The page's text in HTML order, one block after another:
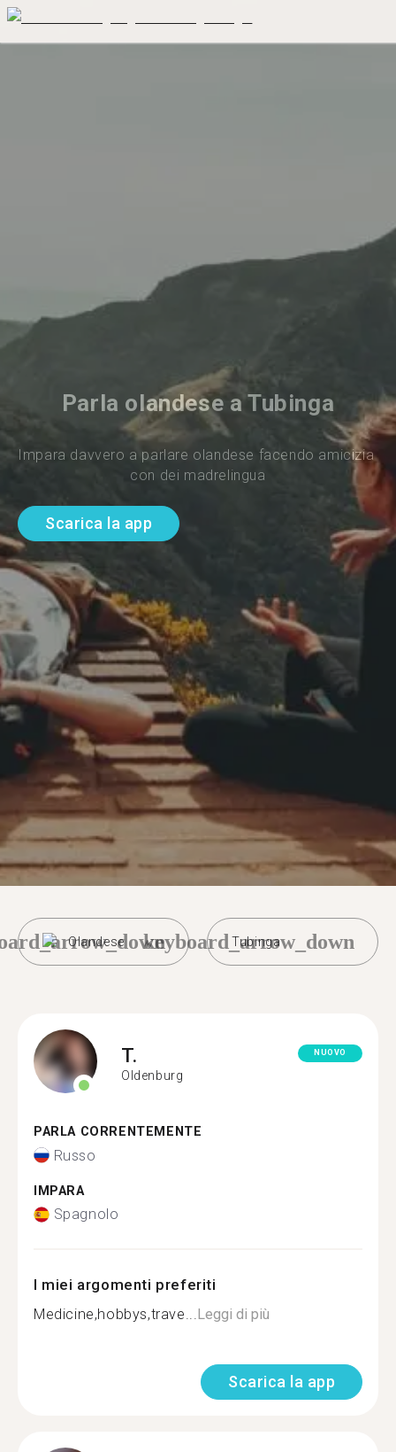
Parla olandese a Tubinga
Impara davvero a parlare olandese facendo amicizia
con dei madrelingua
Scarica la app
Olandese Tubinga
keyboard_arrow_down
T.
Oldenburg
NUOVO
PARLA CORRENTEMENTE
Russo
IMPARA
Spagnolo
I miei argomenti preferiti
Medicine,hobbys,trave...Leggi di più
Scarica la app